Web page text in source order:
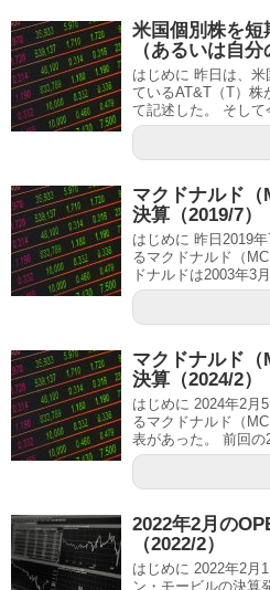
米国個別株を短
（あるいは自分
はじめに 昨日は、
ているAT&T（T）株
て記述した。 そして
マクドナルド（
決算（2019/7）
はじめに 昨日2019
るマクドナルド（
ドナルドは2003年3
マクドナルド（
決算（2024/2）
はじめに 2024年2月
るマクドナルド（
表があった。 前回の
2022年2月の
（2022/2）
はじめに 2022年2月
ン・モービルの決算